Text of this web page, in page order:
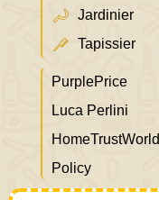
Jardinier
Tapissier
PurplePrice
Luca Perlini
HomeTrustWorld
Policy